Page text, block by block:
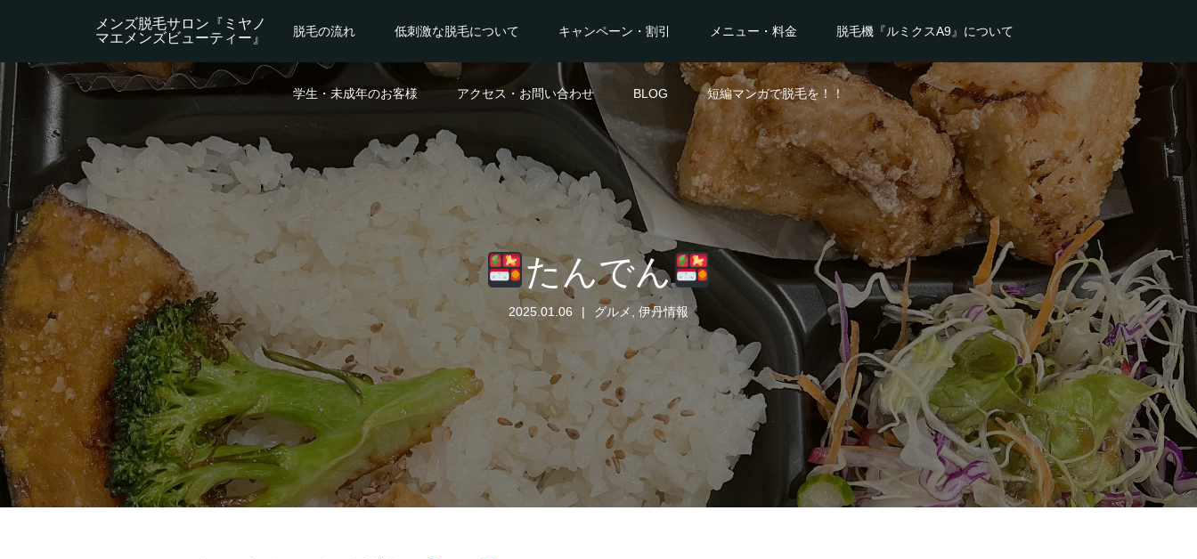
メンズ脱毛サロン『ミヤノ
マエメンズビューティー』
脱毛の流れ 低刺激な脱毛について キャンペーン・割引 メニュー・料金 脱毛機『ルミクスA9』について
学生・未成年のお客様 アクセス・お問い合わせ BLOG 短編マンガで脱毛を！！
たんでん
2025.01.06 グルメ 伊丹情報